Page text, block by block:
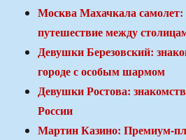
Москва Махачкала
путешествие между
Девушки Березовский:
городе с особым шармом
Девушки Ростова:
России
Мартин Казино: Премиум-